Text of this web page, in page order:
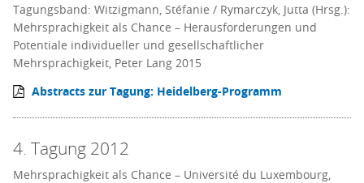
Tagungsband: Witzigmann, Stéfanie / Rymarczyk, Jutta (Hrsg.):
Mehrsprachigkeit als Chance – Herausforderungen und
Potentiale individueller und gesellschaftlicher
Mehrsprachigkeit, Peter Lang 2015
Abstracts zur Tagung: Heidelberg-Programm
4. Tagung 2012
Mehrsprachigkeit als Chance – Université du Luxembourg,